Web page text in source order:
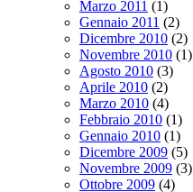
Marzo 2011 (1)
Gennaio 2011 (2)
Dicembre 2010 (2)
Novembre 2010 (1)
Agosto 2010 (3)
Aprile 2010 (2)
Marzo 2010 (4)
Febbraio 2010 (1)
Gennaio 2010 (1)
Dicembre 2009 (5)
Novembre 2009 (3)
Ottobre 2009 (4)